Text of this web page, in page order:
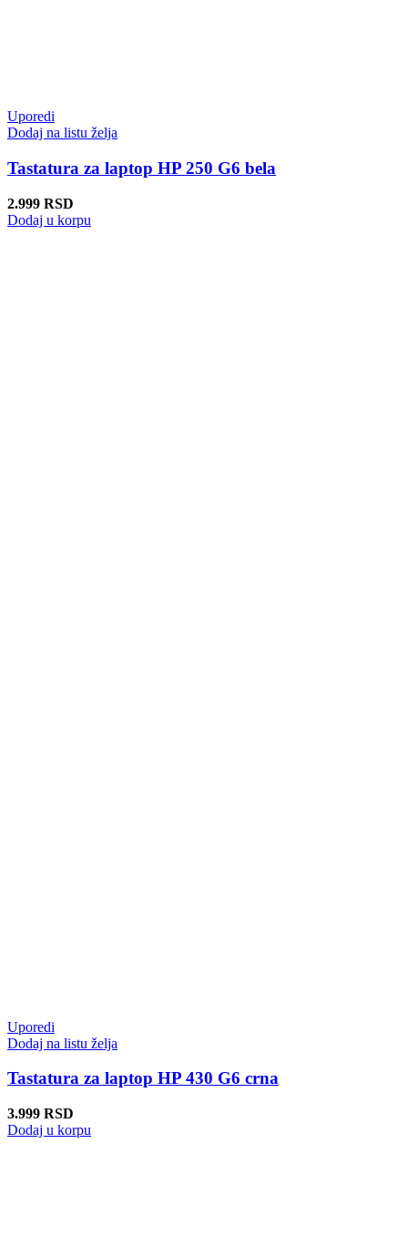
Uporedi
Dodaj na listu želja
Tastatura za laptop HP 250 G6 bela
2.999 RSD
Dodaj u korpu
Uporedi
Dodaj na listu želja
Tastatura za laptop HP 430 G6 crna
3.999 RSD
Dodaj u korpu